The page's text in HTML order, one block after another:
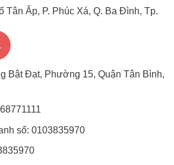
Tân Ấp, P. Phúc Xá, Q. Ba Đình, Tp.
Bật Đạt, Phường 15, Quận Tân Bình,
số: 0103835970